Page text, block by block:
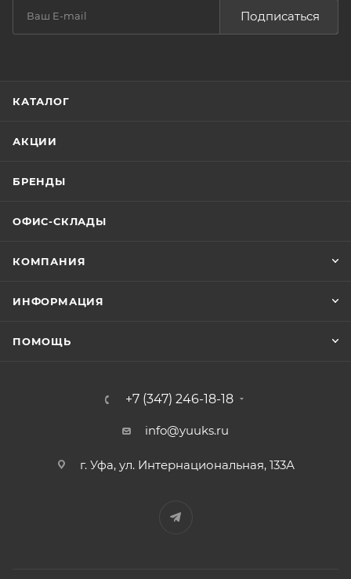
Подписаться
КАТАЛОГ
АКЦИИ
БРЕНДЫ
ОФИС-СКЛАДЫ
КОМПАНИЯ
ИНФОРМАЦИЯ
ПОМОЩЬ
+7 (347) 246-18-18
info@yuuks.ru
г. Уфа, ул. Интернациональная, 133А